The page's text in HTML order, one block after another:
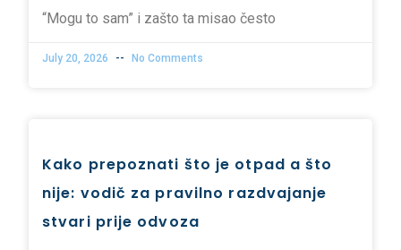
“Mogu to sam” i zašto ta misao često
July 20, 2026 No Comments
Kako prepoznati što je otpad a što
nije: vodič za pravilno razdvajanje
stvari prije odvoza